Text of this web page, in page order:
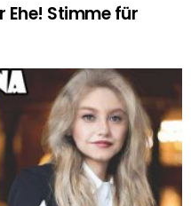
Ehe! Stimme für